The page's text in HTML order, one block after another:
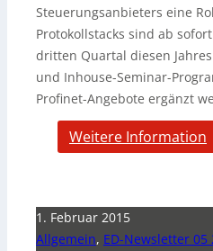
Steuerungsanbieters eine
Protokollstacks sind ab
dritten Quartal diesen
und Inhouse-Seminar-
Profinet-Angebote ergänzt
Weitere Information
1. Februar 2015
Allgemein, ED-Newsletter 05